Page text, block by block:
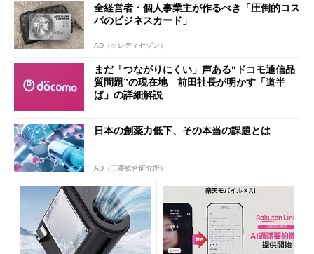
全経営者・個人事業主が作るべき「圧倒的コス
パのビジネスカード」
AD（クレディセゾン）
まだ「つながりにくい」声ある“ドコモ通信品
質問題”の現在地 前田社長が明かす「道半
ば」の詳細解説
日本の創薬力低下、その本当の課題とは
AD（三菱総合研究所）